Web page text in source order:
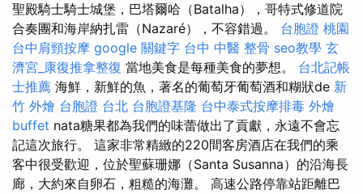
聖殿騎士騎士城堡，巴塔爾哈（Batalha），哥特式修道院
合奏團和海岸納扎雷（Nazaré），不容錯過。 台胞證 桃園
台中肩頸按摩 google 關鍵字 台中 中醫 整骨 seo教學 玄
濟宮_康復推拿整復 當地美食是每種美食的夢想。 台北記帳
士推薦 海鮮，新鮮的魚，著名的葡萄牙葡萄酒和糊狀de 新
竹 外燴 台胞證 台北 台胞證基隆 台中泰式按摩排毒 外燴
buffet nata糖果都為我們的味蕾做出了貢獻，永遠不會忘
記這次旅行。 這家非常精緻的220間客房酒店在我們的乘
客中很受歡迎，位於聖蘇珊娜（Santa Susanna）的沿海長
廊，大約來自卵石，粗糙的海灘。 高速公路停靠站距離巴